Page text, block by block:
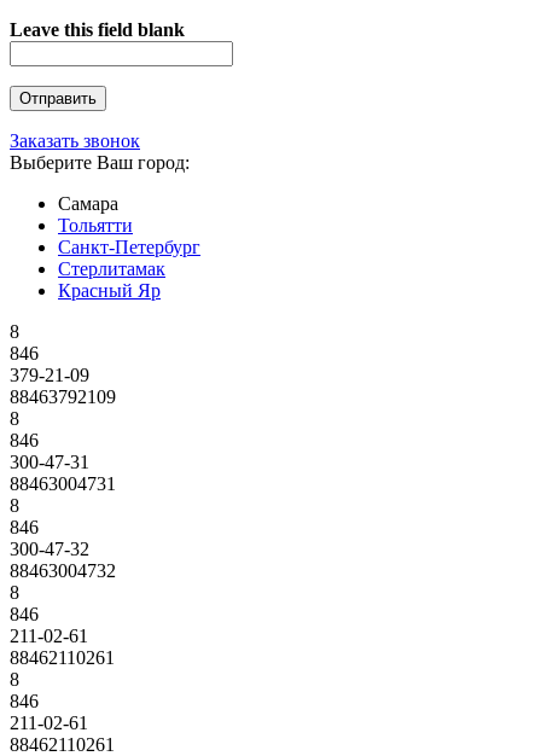
Leave this field blank
Заказать звонок
Выберите Ваш город:
Самара
Тольятти
Санкт-Петербург
Стерлитамак
Красный Яр
8
846
379-21-09
88463792109
8
846
300-47-31
88463004731
8
846
300-47-32
88463004732
8
846
211-02-61
88462110261
8
846
211-02-61
88462110261